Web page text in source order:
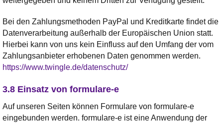
Bei den Zahlungsmethoden PayPal und Kreditkarte findet die
Datenverarbeitung außerhalb der Europäischen Union statt.
Hierbei kann von uns kein Einfluss auf den Umfang der vom
Zahlungsanbieter erhobenen Daten genommen werden.
https://www.twingle.de/datenschutz/
3.8 Einsatz von formulare-e
Auf unseren Seiten können Formulare von formulare-e
eingebunden werden. formulare-e ist eine Anwendung der